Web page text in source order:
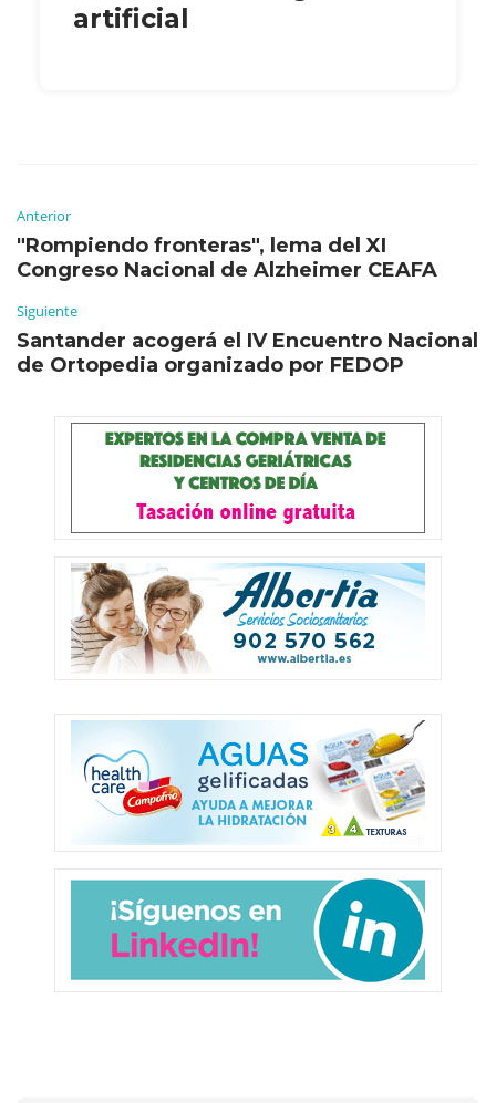
artificial
Anterior
"Rompiendo fronteras", lema del XI
Congreso Nacional de Alzheimer CEAFA
Siguiente
Santander acogerá el IV Encuentro Nacional
de Ortopedia organizado por FEDOP